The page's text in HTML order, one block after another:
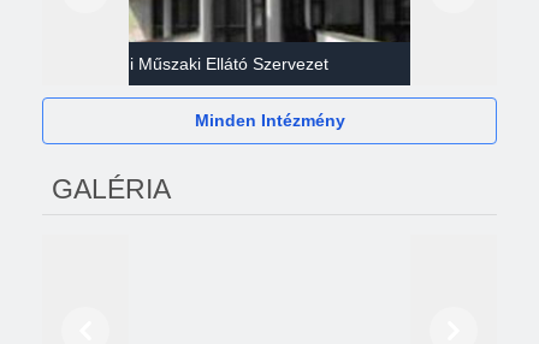
Gazdasági Műszaki Ellátó Szervezet
Minden Intézmény
GALÉRIA